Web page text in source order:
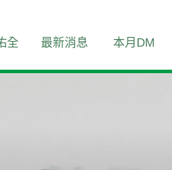
全 最新消息 本月DM